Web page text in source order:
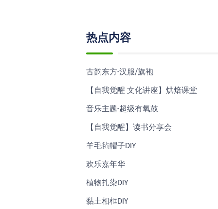
热点内容
古韵东方-汉服/旗袍
【自我觉醒 文化讲座】烘焙课堂
音乐主题-超级有氧鼓
【自我觉醒】读书分享会
羊毛毡帽子DIY
欢乐嘉年华
植物扎染DIY
黏土相框DIY